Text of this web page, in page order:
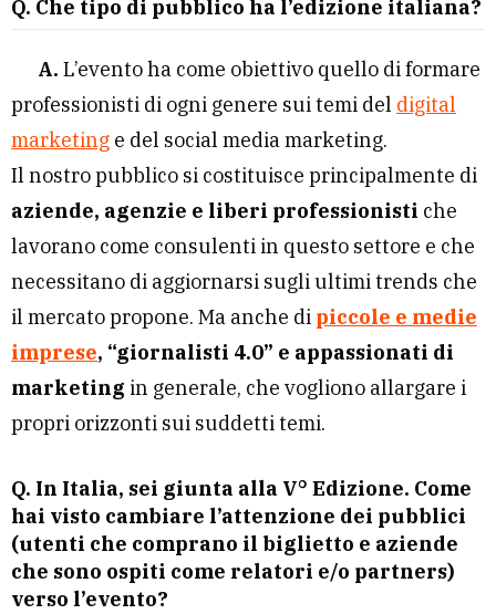
Q. Che tipo di pubblico ha l’edizione italiana?
A. L’evento ha come obiettivo quello di formare
professionisti di ogni genere sui temi del digital
marketing e del social media marketing.
Il nostro pubblico si costituisce principalmente di
aziende, agenzie e liberi professionisti che
lavorano come consulenti in questo settore e che
necessitano di aggiornarsi sugli ultimi trends che
il mercato propone. Ma anche di piccole e medie
imprese, “giornalisti 4.0” e appassionati di
marketing in generale, che vogliono allargare i
propri orizzonti sui suddetti temi.
Q. In Italia, sei giunta alla V° Edizione. Come
hai visto cambiare l’attenzione dei pubblici
(utenti che comprano il biglietto e aziende
che sono ospiti come relatori e/o partners)
verso l’evento?